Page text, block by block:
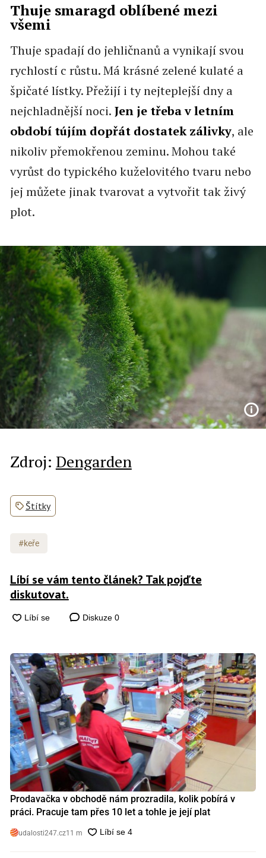
Thuje smaragd oblíbené mezi
všemi
Thuje spadají do jehličnanů a vynikají svou
rychlostí c růstu. Má krásné zelené kulaté a
špičaté lístky. Přežijí i ty nejteplejší dny a
nejchladnější noci. Jen je třeba v letním
období tújím dopřát dostatek zálivky, ale
nikoliv přemokřenou zeminu. Mohou také
vyrůst do typického kuželovitého tvaru nebo
jej můžete jinak tvarovat a vytvořit tak živý
plot.
Zdroj: Dengarden
Štítky
#keře
Líbí se vám tento článek? Tak pojďte
diskutovat.
Diskuze 0
Prodavačka v obchodě nám prozradila, kolik pobírá v
práci. Pracuje tam přes 10 let a tohle je její plat
udalosti247.cz11 m